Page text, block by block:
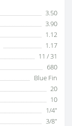
3.50
3.90
1.12
1.17
11 / 31
680
Blue Fin
20
10
1/4"
3/8"